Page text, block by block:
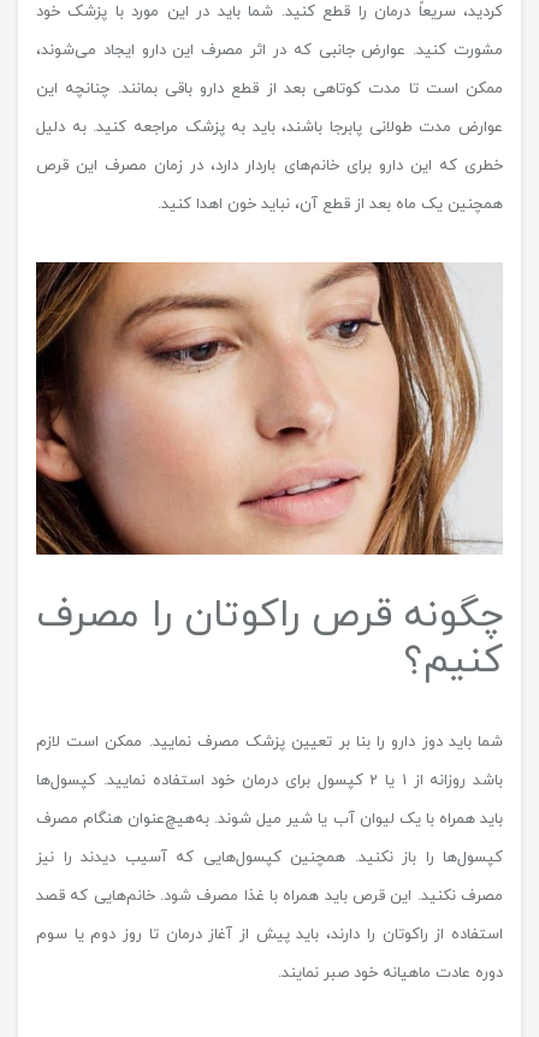
کردید، سریعاً درمان را قطع کنید. شما باید در این مورد با پزشک خود
مشورت کنید. عوارض جانبی که در اثر مصرف این دارو ایجاد می‌شوند،
ممکن است تا مدت کوتاهی بعد از قطع دارو باقی بمانند. چنانچه این
عوارض مدت طولانی پابرجا باشند، باید به پزشک مراجعه کنید. به دلیل
خطری که این دارو برای خانم‌های باردار دارد، در زمان مصرف این قرص
همچنین یک ماه بعد از قطع آن، نباید خون اهدا کنید.
چگونه قرص راکوتان را مصرف
کنیم؟
شما باید دوز دارو را بنا بر تعیین پزشک مصرف نمایید. ممکن است لازم
باشد روزانه از 1 یا 2 کپسول برای درمان خود استفاده نمایید. کپسول‌ها
باید همراه با یک لیوان آب یا شیر میل شوند. به‌هیچ‌عنوان هنگام مصرف
کپسول‌ها را باز نکنید. همچنین کپسول‌هایی که آسیب دیدند را نیز
مصرف نکنید. این قرص باید همراه با غذا مصرف شود. خانم‌هایی که قصد
استفاده از راکوتان را دارند، باید پیش از آغاز درمان تا روز دوم یا سوم
دوره عادت ماهیانه خود صبر نمایند.